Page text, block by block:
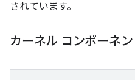
されています。
カーネル コンポーネン